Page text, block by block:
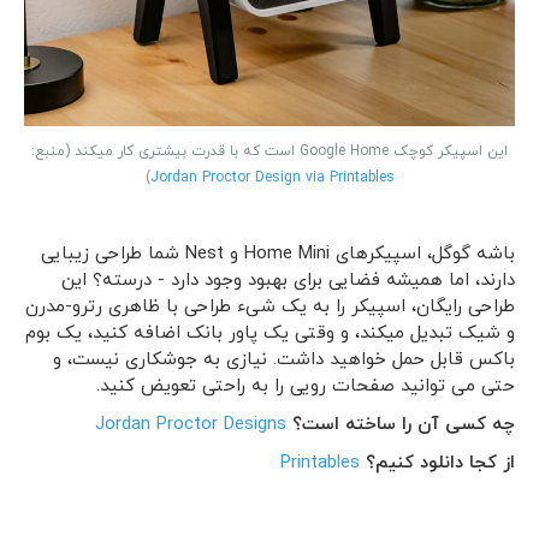
این اسپیکر کوچک Google Home است که با قدرت بیشتری کار میکند (منبع:
Jordan Proctor Design via Printables
)
باشه گوگل، اسپیکرهای Home Mini و Nest شما طراحی زیبایی
دارند، اما همیشه فضایی برای بهبود وجود دارد - درسته؟ این
طراحی رایگان، اسپیکر را به یک شیء طراحی با ظاهری رترو-مدرن
و شیک تبدیل میکند، و وقتی یک پاور بانک اضافه کنید، یک بوم
باکس قابل حمل خواهید داشت. نیازی به جوشکاری نیست، و
حتی می توانید صفحات رویی را به راحتی تعویض کنید.
چه کسی آن را ساخته است؟ Jordan Proctor Designs
از کجا دانلود کنیم؟ Printables